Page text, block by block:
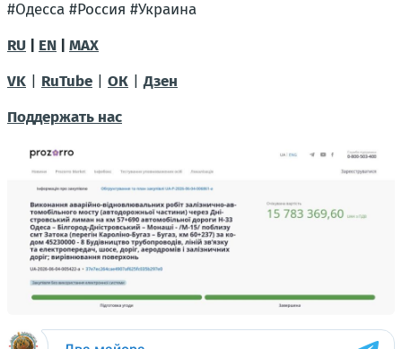
#Одесса #Россия #Украина
RU
EN
MAX
VK
RuTube ОК |Дзен
Поддержать нас